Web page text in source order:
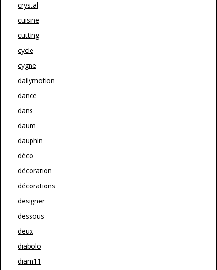
crystal
cuisine
cutting
cycle
cygne
dailymotion
dance
dans
daum
dauphin
déco
décoration
décorations
designer
dessous
deux
diabolo
diam11